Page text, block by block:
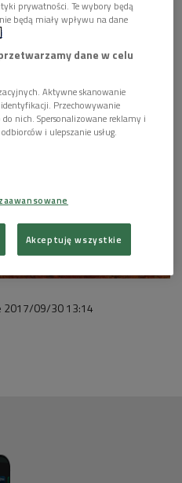
godz. 13:17
2017/09/3013:14
prywatności. Te wybory będą
będą miały wpływu na dane
dane w celu
Aktywne skanowanie
Przechowywanie
nich. Spersonalizowane reklamy i
i ulepszanie usług.
Akceptuję wszystkie